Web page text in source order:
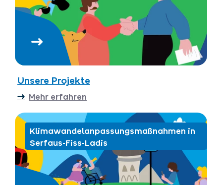
Unsere Projekte
Mehr erfahren
Klimawandelanpassungsmaßnahmen in
Serfaus-Fiss-Ladis